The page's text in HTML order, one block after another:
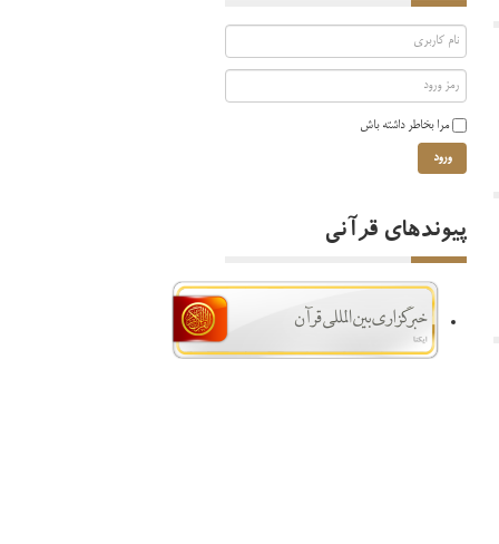
مرا بخاطر داشته باش
ورود
پیوندهای قرآنی